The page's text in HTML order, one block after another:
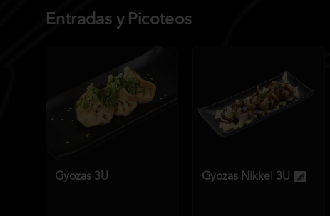
Entradas y Picoteos
Gyozas 3U Gyozas Nikkei 3U